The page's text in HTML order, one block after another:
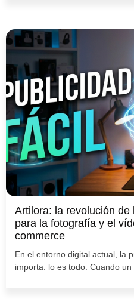
Artilora: la revolución de
para la fotografía y el
commerce
En el entorno digital actual, la
importa: lo es todo. Cuando un